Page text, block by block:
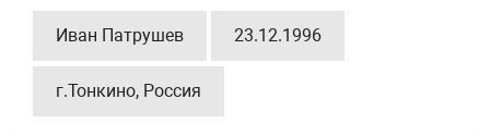
Иван Патрушев 23.12.1996
г.Тонкино, Россия